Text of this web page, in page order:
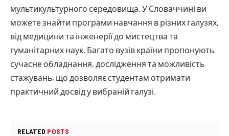
мультикультурного середовища. У Словаччині ви
можете знайти програми навчання в різних галузях,
від медицини та інженерії до мистецтва та
гуманітарних наук. Багато вузів країни пропонують
сучасне обладнання, дослідження та можливість
стажувань, що дозволяє студентам отримати
практичний досвід у вибраній галузі.
RELATED POSTS